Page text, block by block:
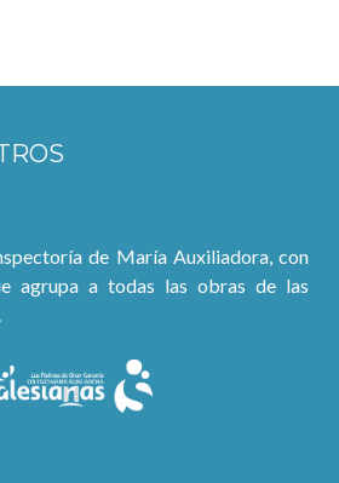
de María Auxiliadora, con
agrupa a todas las obras de las